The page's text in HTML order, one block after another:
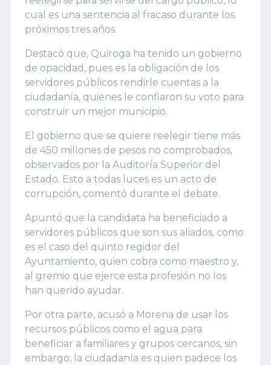
cual es una sentencia al fracaso durante los
próximos tres años.
Destacó que, Quiroga ha tenido un gobierno
de opacidad, pues es la obligación de los
servidores públicos rendirle cuentas a la
ciudadanía, quienes le confiaron su voto para
construir un mejor municipio.
El gobierno que se quiere reelegir tiene más
de 450 millones de pesos no comprobados,
observados por la Auditoría Superior del
Estado. Esto a todas luces es un acto de
corrupción, comentó durante el debate.
Apuntó que la candidata ha beneficiado a
servidores públicos que son sus aliados, como
es el caso del quinto regidor del
Ayuntamiento, quien cobra como maestro y,
al gremio que ejerce esta profesión no los
han querido ayudar.
Por otra parte, acusó a Morena de usar los
recursos públicos como el agua para
beneficiar a familiares y grupos cercanos, sin
embargo, la ciudadanía es quien padece los